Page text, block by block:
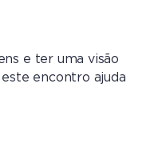
e ter uma visão
encontro ajuda